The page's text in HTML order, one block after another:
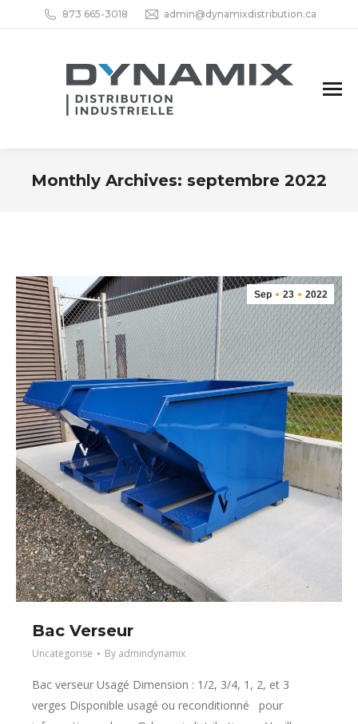
873 665-3018 admin@dynamixdistribution.ca
Monthly Archives: septembre 2022
Sep 23 2022
Bac Verseur
Uncategorise By admindynamix
Bac verseur Usagé Dimension : 1/2, 3/4, 1, 2, et 3
verges Disponible usagé ou reconditionné pour